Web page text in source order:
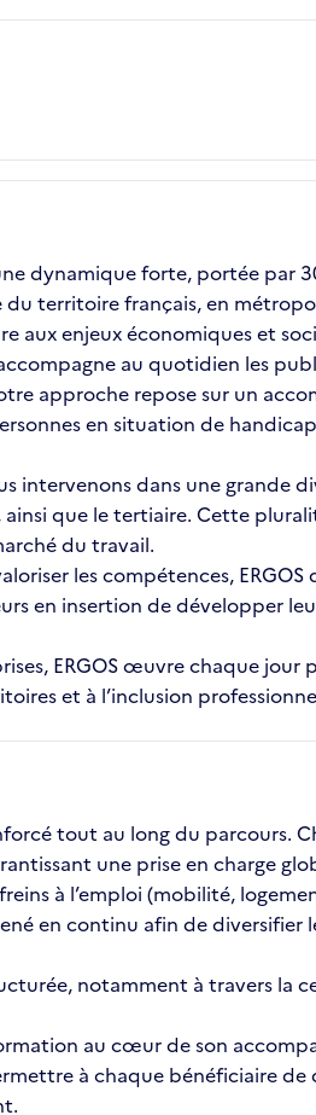
une dynamique forte, portée
territoire français, en
aux enjeux économiques et
au quotidien les
approche repose sur un
en situation de
intervenons dans une grande
que le tertiaire. Cette
du travail.
les compétences,
en insertion de développer
ERGOS œuvre chaque
et à l’inclusion
tout au long du parcours.
une prise en charge
à l’emploi (mobilité,
en continu afin de diversifier
notamment à travers la
au cœur de son
à chaque bénéficiaire